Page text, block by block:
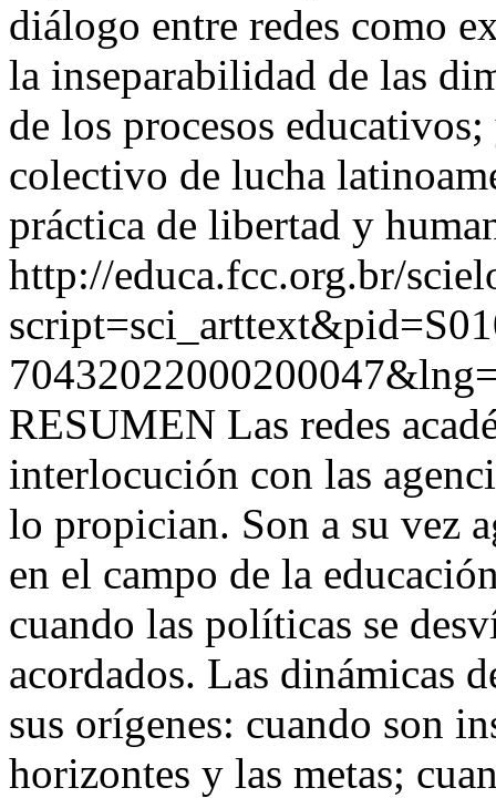
diálogo entre redes como
la inseparabilidad de las
de los procesos
colectivo de lucha
práctica de libertad y
http://educa.fcc.org.br/
RESUMEN Las redes
interlocución con las
lo propician. Son a su vez
en el campo de la
cuando las políticas se
acordados. Las dinámicas
sus orígenes: cuando son
horizontes y las metas;